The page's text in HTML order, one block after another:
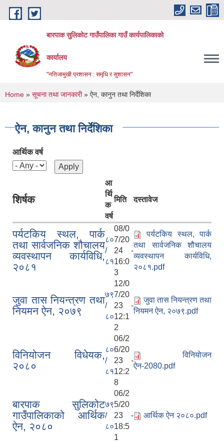
Skip to main content
बारपाक सुलिकोट गाउँपालिका गाउँ कार्यपालिकाको
कार्यालय
"नतिजामुखी प्रशासन : समृधि र सुशासन"
You are here
Home » सूचना तथा जानकारी» ऐन, कानुन तथा निर्देशिका
ऐन, कानुन तथा निर्देशिका
आर्थिक वर्ष
शिर्षक
आ
र्थि
क
वर्ष
मिति दस्तावेज
पर्यटकिय स्थल, पार्क
तथा सार्वजनिक शौचालय
व्यवस्थापन कार्यविधि,
२०८१
८०
/
८१
08/0
7/20
24 -
16:0
3
पर्यटकिय स्थल, पार्क
तथा सार्वजनिक शौचालय
व्यवस्थापन कार्यविधि,
२०८१.pdf
जुवा तास नियन्त्रण तथा
नियमन ऐन, २०७९
७९
/
८०
12/0
7/20
23 -
12:1
2
जुवा तास नियन्त्रण तथा
नियमन ऐन, २०७९.pdf
विनियोजन विधेयक,
२०८०
८०
/
८१
06/2
6/20
23 -
12:2
8
विनियोजन
ऐन-2080.pdf
बारपाक सुलिकोट
गाउँपालिकाको आर्थिक
ऐन, २०८०
७९
/
८०
06/2
5/20
23 -
18:5
1
आर्थिक ऐन २०८०.pdf